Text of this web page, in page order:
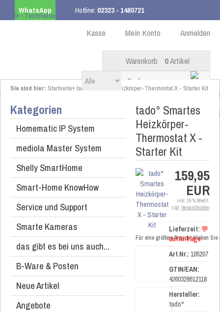
WhatsApp Hotline: 02323 - 1480721
ab 99,00 € innerhalb DE Anmelden
Mein Konto
Kasse
Warenkorb 0Artikel
Sie sind hier: Startseite» tado° Smartes Heizkörper-Thermostat X - Starter Kit
Kategorien
Homematic IP System
mediola Master System
Shelly SmartHome
Smart-Home KnowHow
Service und Support
Smarte Kameras
das gibt es bei uns auch...
B-Ware & Posten
Neue Artikel
Angebote
tado° Smartes
Heizkörper-
Thermostat X -
Starter Kit
Für eine größere Ansicht klicken
159,95
EUR
inkl. 19 % MwSt.
zzgl. Versandkosten
Lieferzeit: 💬
auf Anfrage
Art.Nr.: 105207
GTIN/EAN:
4260328612118
Hersteller:
tado°